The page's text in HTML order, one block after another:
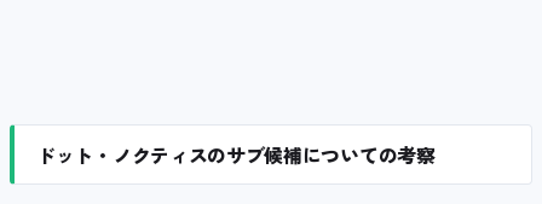
ドット・ノクティスのサブ候補についての考察